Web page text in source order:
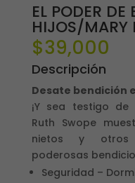
EL PODER DE
HIJOS/MARY
$39,000
Descripción
Desate bendición
¡Y sea testigo de
Ruth Swope
nietos y otros
poderosas
Seguridad –